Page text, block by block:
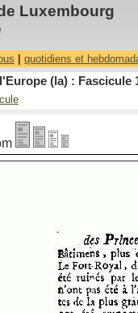
Luxembourg
quotidiens et
(la) : Fascicule